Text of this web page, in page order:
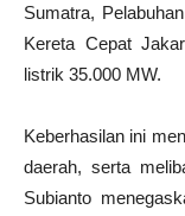
Sumatra,
Kereta Cepat
listrik 35.000 MW.
Keberhasilan ini
daerah, serta
Subianto